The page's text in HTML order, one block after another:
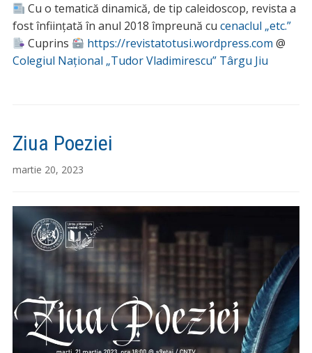
Cu o tematică dinamică, de tip caleidoscop, revista a
fost înființată în anul 2018 împreună cu cenaclul „etc.”
Cuprins
https://revistatotusi.wordpress.com @
Colegiul Național „Tudor Vladimirescu” Târgu Jiu
Ziua Poeziei
martie 20, 2023